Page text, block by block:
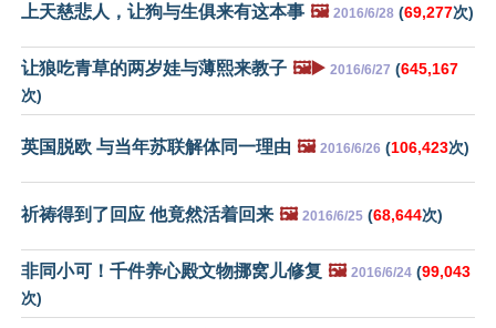
上天慈悲人，让狗与生俱来有这本事 🖼️ 2016/6/28 (69,277次)
让狼吃青草的两岁娃与薄熙来教子 🖼️▶️ 2016/6/27 (645,167
次)
英国脱欧 与当年苏联解体同一理由 🖼️ 2016/6/26 (106,423次)
祈祷得到了回应 他竟然活着回来 🖼️ 2016/6/25 (68,644次)
非同小可！千件养心殿文物挪窝儿修复 🖼️ 2016/6/24 (99,043
次)